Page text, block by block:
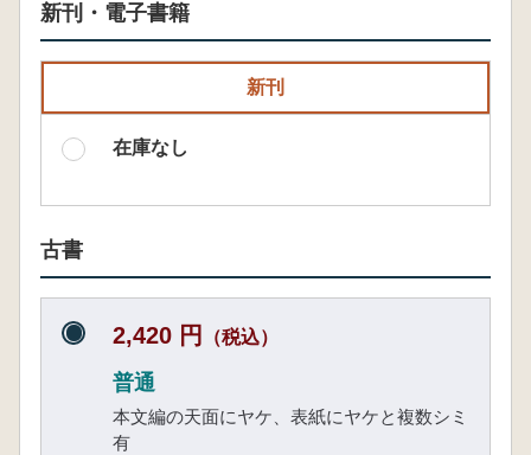
新刊・電子書籍
新刊
在庫なし
古書
2,420 円 （税込）
普通
本文編の天面にヤケ、表紙にヤケと複数シミ
有